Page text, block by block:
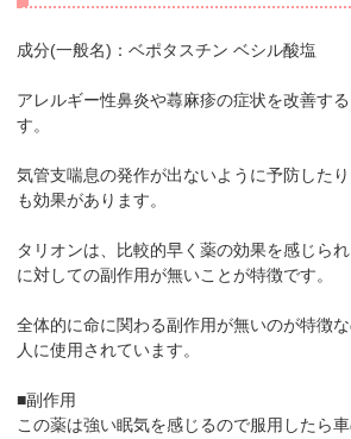
成分(一般名)：ベポタスチン ベシル酸塩
アレルギー性鼻炎や蕁麻疹の症状を改善す
す。
気管支喘息の発作が出ないように予防した
も効果があります。
タリオンは、比較的早く薬の効果を感じら
に対しての副作用が無いことが特徴です。
全体的に命に関わる副作用が無いのが特徴
人に使用されています。
■副作用
この薬は強い眠気を感じるので服用したら